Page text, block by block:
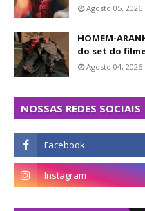
Agosto 05, 2026
HOMEM-
do set do
Agosto 04, 2026
NOSSAS REDES SOCIAIS